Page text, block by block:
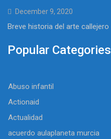
December 9, 2020
Breve historia del arte callejero
Popular Categories
Abuso infantil
Actionaid
Actualidad
acuerdo aulaplaneta murcia